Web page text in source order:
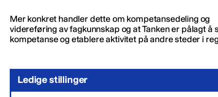
Mer konkret handler dette om kompetansedeling og
videreføring av fagkunnskap og at Tanken er pålagt å
kompetanse og etablere aktivitet på andre steder i
Ledige stillinger